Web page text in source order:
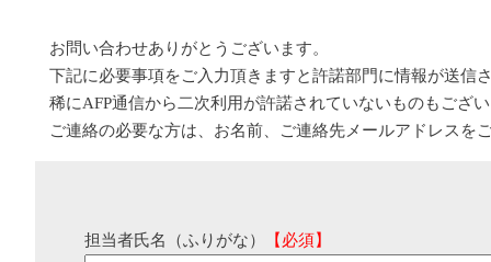
お問い合わせありがとうございます。
下記に必要事項をご入力頂きますと許諾部門に情報が送信
稀にAFP通信から二次利用が許諾されていないものもござ
ご連絡の必要な方は、お名前、ご連絡先メールアドレスを
担当者氏名（ふりがな） 【必須】